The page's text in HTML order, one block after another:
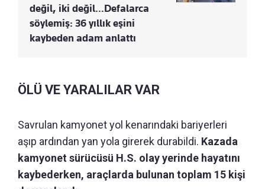
değil, iki değil…Defalarca
söylemiş: 36 yıllık eşini
kaybeden adam anlattı
ÖLÜ VE YARALILAR VAR
Savrulan kamyonet yol kenarındaki bariyerleri
aşıp ardından yan yola girerek durabildi. Kazada
kamyonet sürücüsü H.S. olay yerinde hayatını
kaybederken, araçlarda bulunan toplam 15 kişi